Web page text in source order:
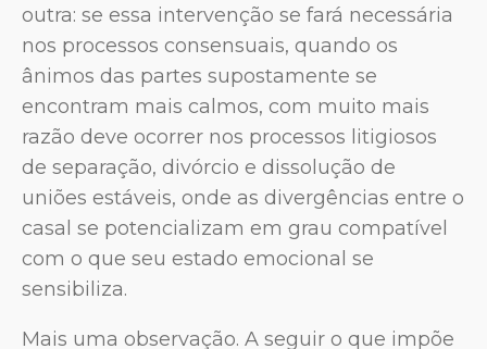
outra: se essa intervenção se fará necessária
nos processos consensuais, quando os
ânimos das partes supostamente se
encontram mais calmos, com muito mais
razão deve ocorrer nos processos litigiosos
de separação, divórcio e dissolução de
uniões estáveis, onde as divergências entre o
casal se potencializam em grau compatível
com o que seu estado emocional se
sensibiliza.
Mais uma observação. A seguir o que impõe